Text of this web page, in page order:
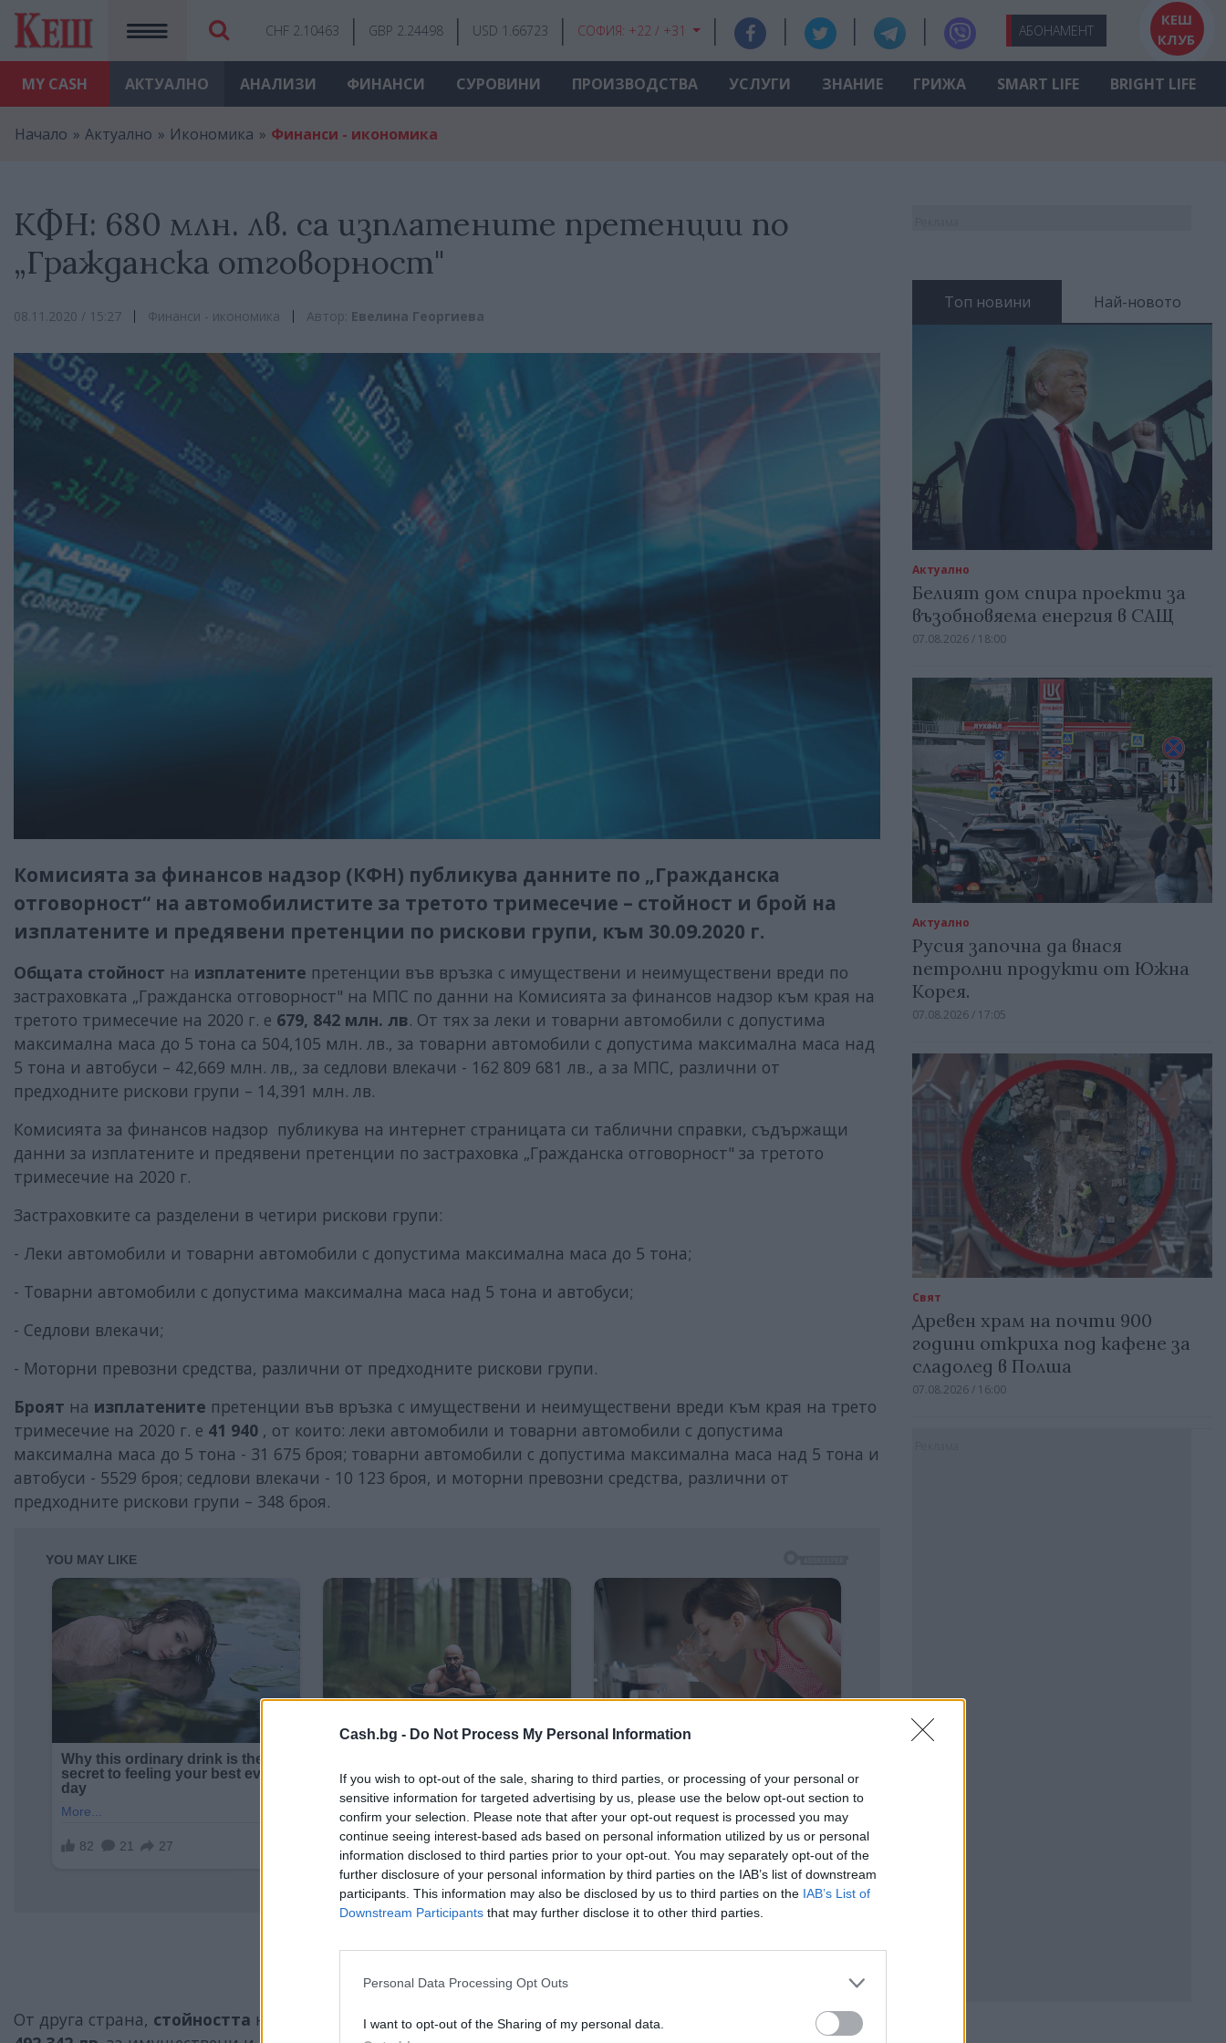
Cash.bg - Do Not Process My Personal Information
If you wish to opt-out of the sale, sharing to third parties, or processing of your personal or
sensitive information for targeted advertising by us, please use the below opt-out section to
confirm your selection. Please note that after your opt-out request is processed you may
continue seeing interest-based ads based on personal information utilized by us or personal
information disclosed to third parties prior to your opt-out. You may separately opt-out of the
further disclosure of your personal information by third parties on the IAB’s list of downstream
participants. This information may also be disclosed by us to third parties on the IAB’s List of
Downstream Participants that may further disclose it to other third parties.
Personal Data Processing Opt Outs
I want to opt-out of the Sharing of my personal data.
MY CASH
CHF 2.10463 GBP 2.24498 USD 1.66723 СОФИЯ: +22 / +31 АБОНАМЕНТ
КЕШ
КЛУБ
АКТУАЛНО АНАЛИЗИ ФИНАНСИ СУРОВИНИ ПРОИЗВОДСТВА УСЛУГИ ЗНАНИЕ ГРИЖА SMART LIFE BRIGHT LIFE
Начало Актуално Икономика Финанси - икономика
КФН: 680 млн. лв. са изплатените претенции по
„Гражданска отговорност"
08.11.2020 / 15:27 Финанси - икономика Автор: Евелина Георгиева
Комисията за финансов надзор (КФН) публикува данните по „Гражданска
отговорност“ на автомобилистите за третото тримесечие – стойност и брой на
изплатените и предявени претенции по рискови групи, към 30.09.2020 г.
Общата стойност на изплатените претенции във връзка с имуществени и неимуществени вреди по
застраховката „Гражданска отговорност" на МПС по данни на Комисията за финансов надзор към края на
третото тримесечие на 2020 г. е 679, 842 млн. лв. От тях за леки и товарни автомобили с допустима
максимална маса до 5 тона са 504,105 млн. лв., за товарни автомобили с допустима максимална маса над
5 тона и автобуси – 42,669 млн. лв,, за седлови влекачи - 162 809 681 лв., а за МПС, различни от
предходните рискови групи – 14,391 млн. лв.
Комисията за финансов надзор публикува на интернет страницата си таблични справки, съдържащи
данни за изплатените и предявени претенции по застраховка „Гражданска отговорност" за третото
тримесечие на 2020 г.
Застраховките са разделени в четири рискови групи:
- Леки автомобили и товарни автомобили с допустима максимална маса до 5 тона;
- Товарни автомобили с допустима максимална маса над 5 тона и автобуси;
- Седлови влекачи;
- Моторни превозни средства, различни от предходните рискови групи.
Броят на изплатените претенции във връзка с имуществени и неимуществени вреди към края на трето
тримесечие на 2020 г. е 41 940 , от които: леки автомобили и товарни автомобили с допустима
максимална маса до 5 тона - 31 675 броя; товарни автомобили с допустима максимална маса над 5 тона и
автобуси - 5529 броя; седлови влекачи - 10 123 броя, и моторни превозни средства, различни от
предходните рискови групи – 348 броя.
От друга страна, стойността на предявенитепретенции към края на трето тримесечие на 2020 г. е1 216
Топ новини Най-новото
Актуално
Белият дом спира проекти за
възобновяема енергия в САЩ
07.08.2026 / 18:00
Актуално
Русия започна да внася
петролни продукти от Южна
Корея.
07.08.2026 / 17:05
Свят
Древен храм на почти 900
години откриха под кафене за
сладолед в Полша
07.08.2026 / 16:00